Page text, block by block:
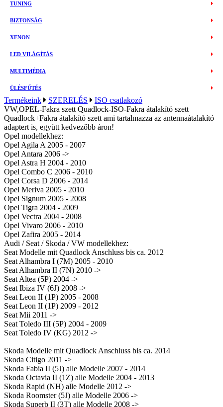
TUNING
BIZTONSÁG
XENON
LED VILÁGÍTÁS
MULTIMÉDIA
ÜLÉSFŰTÉS
Termékeink SZERELÉS
ISO csatlakozó
VW,OPEL-Fakra szett Quadlock-ISO-Fakra átalakító szett
Quadlock+Fakra átalakító szett ami tartalmazza az antennaátalakító
adaptert is, együtt kedvezőbb áron!
Opel modellekhez:
Opel Agila A 2005 - 2007
Opel Antara 2006 ->
Opel Astra H 2004 - 2010
Opel Combo C 2006 - 2010
Opel Corsa D 2006 - 2014
Opel Meriva 2005 - 2010
Opel Signum 2005 - 2008
Opel Tigra 2004 - 2009
Opel Vectra 2004 - 2008
Opel Vivaro 2006 - 2010
Opel Zafira 2005 - 2014
Audi / Seat / Skoda / VW modellekhez:
Seat Modelle mit Quadlock Anschluss bis ca. 2012
Seat Alhambra I (7M) 2005 - 2010
Seat Alhambra II (7N) 2010 ->
Seat Altea (5P) 2004 ->
Seat Ibiza IV (6J) 2008 ->
Seat Leon II (1P) 2005 - 2008
Seat Leon II (1P) 2009 - 2012
Seat Mii 2011 ->
Seat Toledo III (5P) 2004 - 2009
Seat Toledo IV (KG) 2012 ->
Skoda Modelle mit Quadlock Anschluss bis ca. 2014
Skoda Citigo 2011 ->
Skoda Fabia II (5J) alle Modelle 2007 - 2014
Skoda Octavia II (1Z) alle Modelle 2004 - 2013
Skoda Rapid (NH) alle Modelle 2012 ->
Skoda Roomster (5J) alle Modelle 2006 ->
Skoda Superb II (3T) alle Modelle 2008 ->